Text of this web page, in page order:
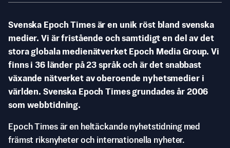
Svenska Epoch Times är en unik röst bland svenska
medier. Vi är fristående och samtidigt en del av det
stora globala medienätverket Epoch Media Group. Vi
finns i 36 länder på 23 språk och är det snabbast
växande nätverket av oberoende nyhetsmedier i
världen. Svenska Epoch Times grundades år 2006
som webbtidning.
Epoch Times är en heltäckande nyhetstidning med
främst riksnyheter och internationella nyheter.